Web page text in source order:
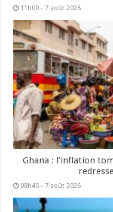
11h00 - 7 août 2026
Ghana : l’inflation
08h45 - 7 août 2026